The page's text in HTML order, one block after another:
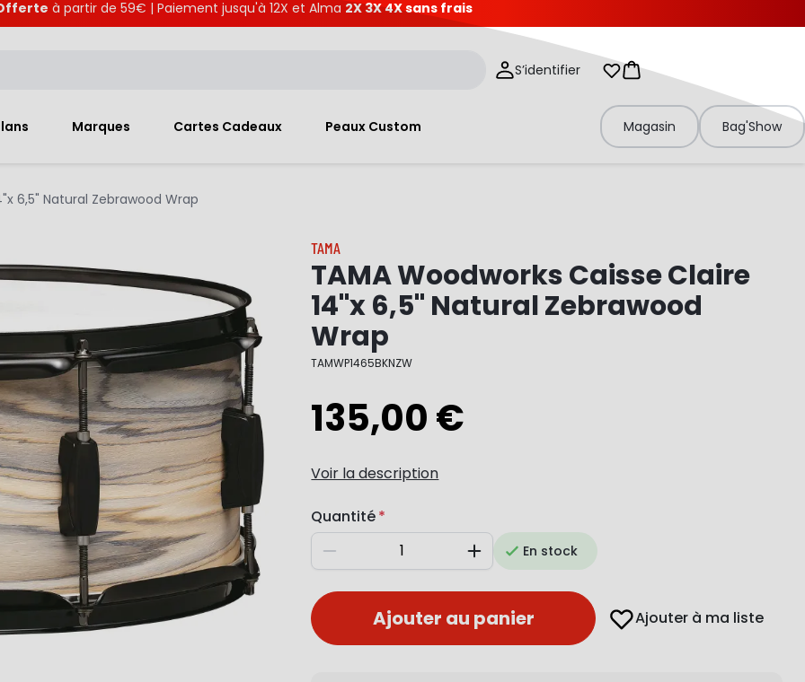
à partir de 59€ | Paiement jusqu'à 12X et Alma 2X 3X 4X sans frais
S’identifier Mes listes d'envies
Panier
Marques Cartes Cadeaux Peaux Custom Magasin Bag'Show
6,5" Natural Zebrawood Wrap
TAMA
TAMA Woodworks Caisse Claire
14"x 6,5" Natural Zebrawood
Wrap
TAMWP1465BKNZW
135,00 €
Voir la description
Quantité
Diminuer AugmenterEn stock
Ajouter au panier Ajouter à ma liste